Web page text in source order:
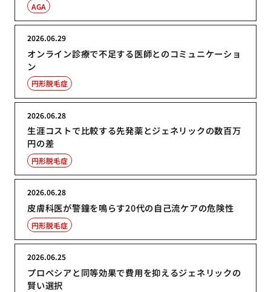
AGA
オンライン診療で不足する医師とのコミュニケーショ
ン
2026.06.29
円形脱毛症
生涯コストで比較する先発薬とジェネリックの数百万
円の差
2026.06.28
円形脱毛症
皮膚科医が警鐘を鳴らす20代の自己流ケアの危険性
2026.06.28
円形脱毛症
プロペシアと同等効果で費用を抑えるジェネリックの
賢い選択
2026.06.25